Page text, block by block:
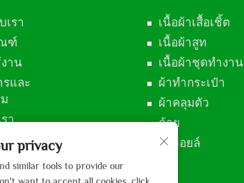
เรา
ฑ์
าน
และ
า
เนื้อผ้าเสื้อเชิ้ต
เนื้อผ้าสูท
เนื้อผ้าชุดทำงาน
ผ้าทำกระเป๋า
ผ้าคลุมตัว
ด้าย
ผ้าวอยล์
privacy
similar tools to provide our